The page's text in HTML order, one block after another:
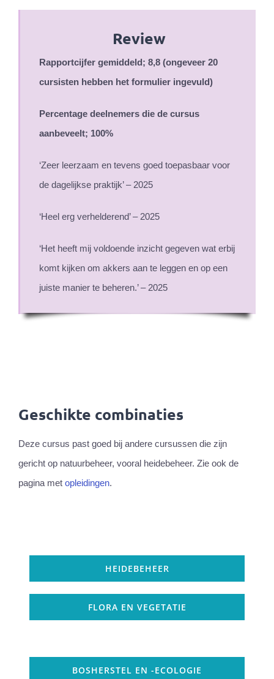
Review
Rapportcijfer gemiddeld; 8,8 (ongeveer 20
cursisten hebben het formulier ingevuld)
Percentage deelnemers die de cursus
aanbeveelt; 100%
‘Zeer leerzaam en tevens goed toepasbaar voor
de dagelijkse praktijk’ – 2025
‘Heel erg verhelderend’ – 2025
‘Het heeft mij voldoende inzicht gegeven wat erbij
komt kijken om akkers aan te leggen en op een
juiste manier te beheren.’ – 2025
Geschikte combinaties
Deze cursus past goed bij andere cursussen die zijn
gericht op natuurbeheer, vooral heidebeheer. Zie ook de
pagina met opleidingen.
HEIDEBEHEER
FLORA EN VEGETATIE
BOSHERSTEL EN -ECOLOGIE